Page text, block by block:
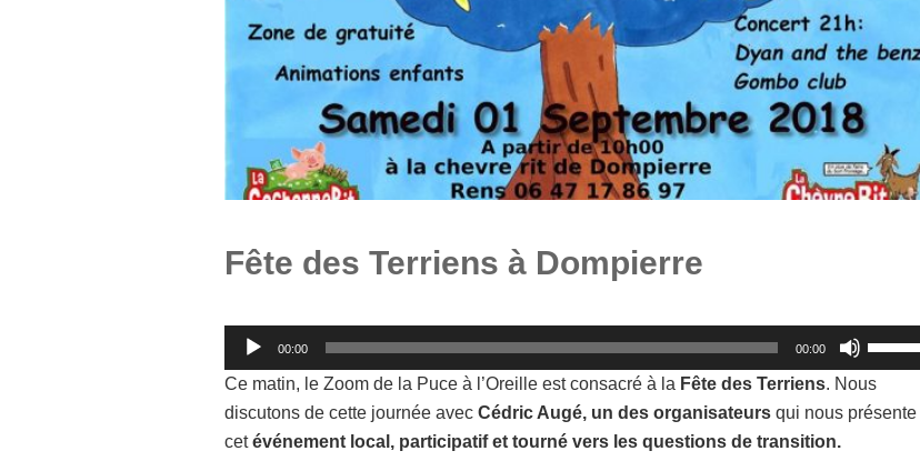
Fête des Terriens à Dompierre
Lecteur
audio
00:00 00:00
les
flèches
haut/bas
pour
Ce matin, le Zoom de la Puce à l’Oreille est consacré à la Fête des Terriens. Nous
discutons de cette journée avec Cédric Augé, un des organisateurs qui nous présente
cetévénement local, participatif et tourné vers les questions de transition.